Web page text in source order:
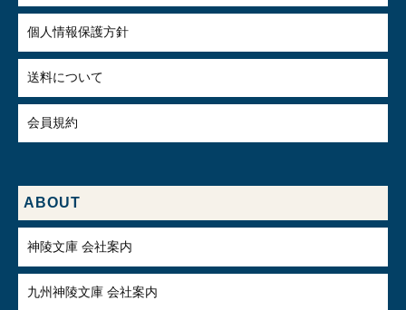
個人情報保護方針
送料について
会員規約
ABOUT
神陵文庫 会社案内
九州神陵文庫 会社案内